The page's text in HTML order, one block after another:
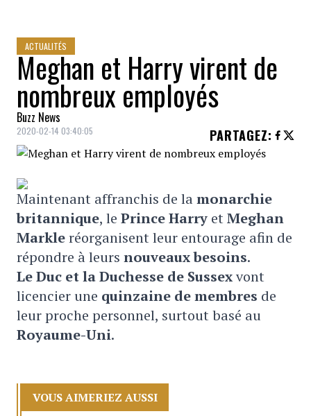
ACTUALITÉS
Meghan et Harry virent de
nombreux employés
Buzz News
2020-02-14 03:40:05 PARTAGEZ:
Maintenant affranchis de lamonarchie
britannique, le Prince Harry et Meghan
Markleréorganisent leur entourage afin de
répondre à leurs nouveaux besoins.
Le Duc et la Duchesse de Sussexvont
licencier une quinzaine de membres de
leur proche personnel, surtout basé au
Royaume-Uni.
VOUS AIMERIEZ AUSSI